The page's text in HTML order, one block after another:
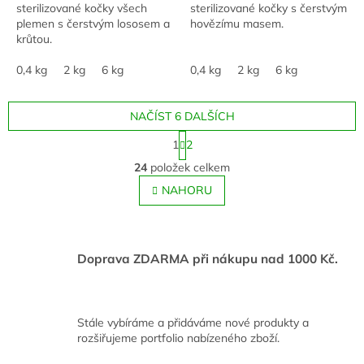
sterilizované kočky všech
plemen s čerstvým lososem a
krůtou.
0,4 kg 2 kg 6 kg
sterilizované kočky s čerstvým
hovězímu masem.
0,4 kg 2 kg 6 kg
O
v
l
á
c
í
v
k
y
NAČÍST 6 DALŠÍCH
S
t
r
á
n
k
n
1 2
24položek celkem
NAHORU
Doprava ZDARMA při nákupu nad 1000 Kč.
Stále vybíráme a přidáváme nové produkty a
rozšiřujeme portfolio nabízeného zboží.